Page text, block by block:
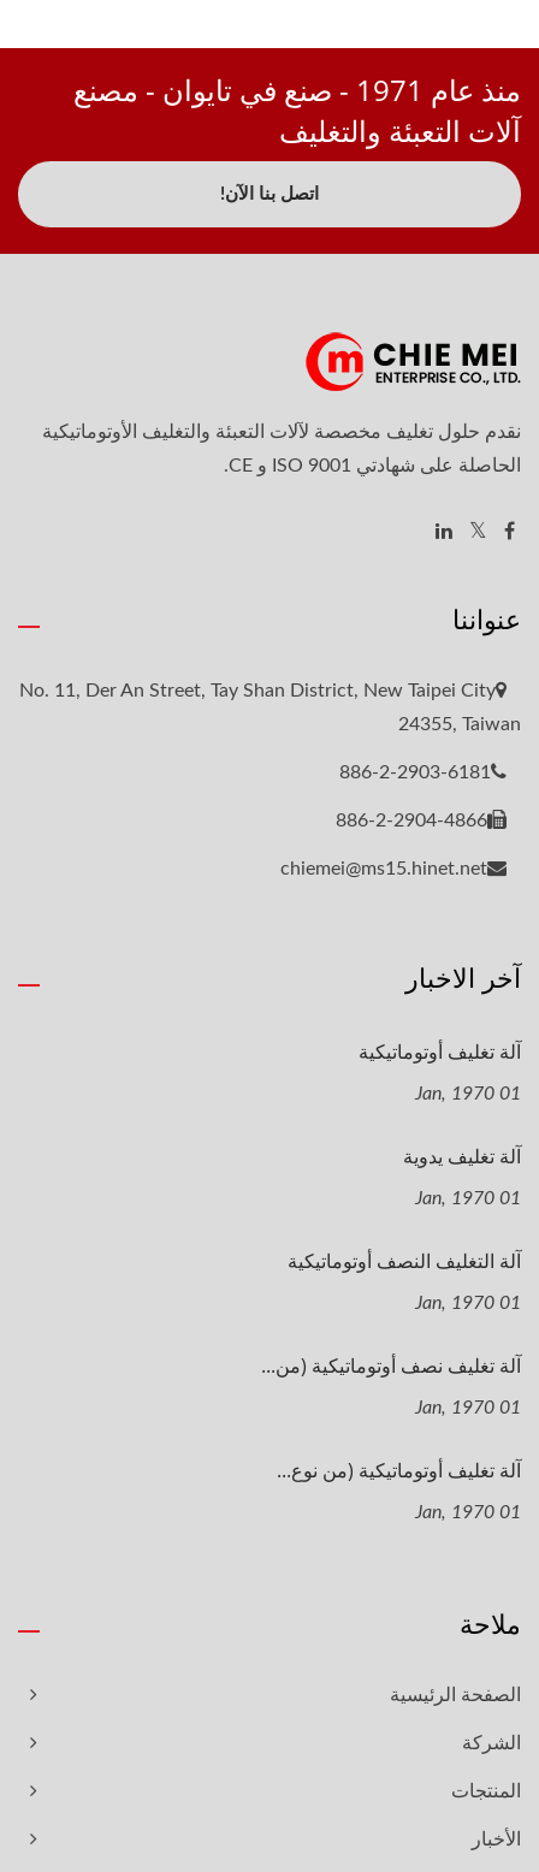
منذ عام 1971 - صنع في تايوان - مصنع
آلات التعبئة والتغليف
اتصل بنا الآن!
نقدم حلول تغليف مخصصة لآلات التعبئة والتغليف الأوتوماتيكية
الحاصلة على شهادتي ISO 9001 و CE.
عنواننا
No. 11, Der An Street, Tay Shan District, New Taipei City
24355, Taiwan
886-2-2903-6181
886-2-2904-4866
chiemei@ms15.hinet.net
آخر الاخبار
آلة تغليف أوتوماتيكية
01 Jan, 1970
آلة تغليف يدوية
01 Jan, 1970
آلة التغليف النصف أوتوماتيكية
01 Jan, 1970
آلة تغليف نصف أوتوماتيكية (من...
01 Jan, 1970
آلة تغليف أوتوماتيكية (من نوع...
01 Jan, 1970
ملاحة
الصفحة الرئيسية
الشركة
المنتجات
الأخبار